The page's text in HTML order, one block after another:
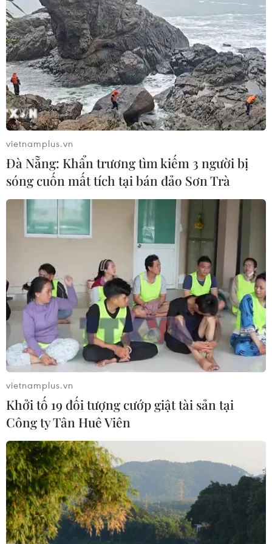
06/08/2026 22:30
Tây Ban Nha: 100 người thiệt mạng
trong vụ vượt biển ồ ạt vào Ceuta
06/08/2026 16:03
Đức tuyên án chung thân đối tượng
gây vụ lao xe vào đám đông ở
Munich
06/08/2026 15:57
Italy và Hy Lạp trở thành điểm nóng
của virus Tây sông Nile
06/08/2026 13:24
Bão Dolphin hướng vào miền Đông
Trung Quốc, cảnh báo mưa lớn trên
diện rộng
06/08/2026 08:36
Xem thêm
CƠ QUAN CHỦ QUẢN: THÔNG TẤN XÃ VIỆT NAM
Tổng Biên tập: TRẦN TIẾN DUẨN
vietnamplus.vn
Đà Nẵng: Khẩn trương tìm kiếm 3 người bị
sóng cuốn mất tích tại bán đảo Sơn Trà
vietnamplus.vn
Khởi tố 19 đối tượng cướp giật tài sản tại
Công ty Tân Huê Viên